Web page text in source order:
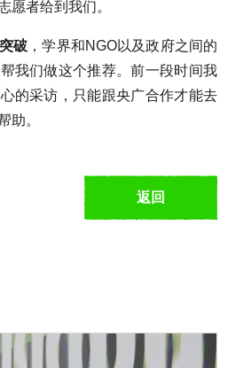
愿者给到我们。
破 ，学界和NGO以及政府之间的
我们做这个推荐。前一段时间我
的采访，只能跟央广合作才能去
助。
返回